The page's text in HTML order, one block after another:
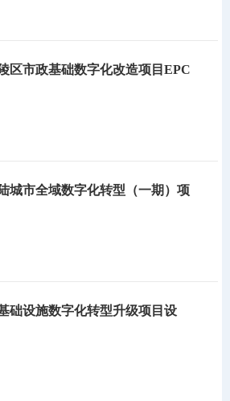
区市政基础数字化改造项目EPC
城市全域数字化转型（一期）项
础设施数字化转型升级项目设